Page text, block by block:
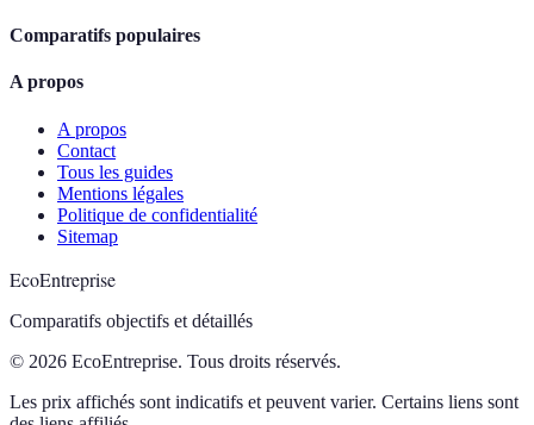
Comparatifs populaires
A propos
A propos
Contact
Tous les guides
Mentions légales
Politique de confidentialité
Sitemap
EcoEntreprise
Comparatifs objectifs et détaillés
© 2026 EcoEntreprise. Tous droits réservés.
Les prix affichés sont indicatifs et peuvent varier. Certains liens sont